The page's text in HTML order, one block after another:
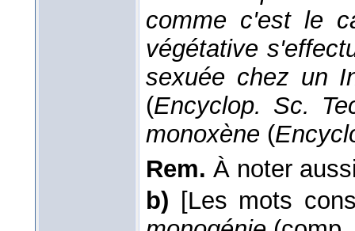
comme c'est le
végétative
sexuée chez un
(Encyclop. Sc.
monoxène (
Rem. À noter
b) [Les mots